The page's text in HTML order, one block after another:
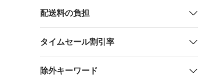
配送料の負担
タイムセール割引率
除外キーワード